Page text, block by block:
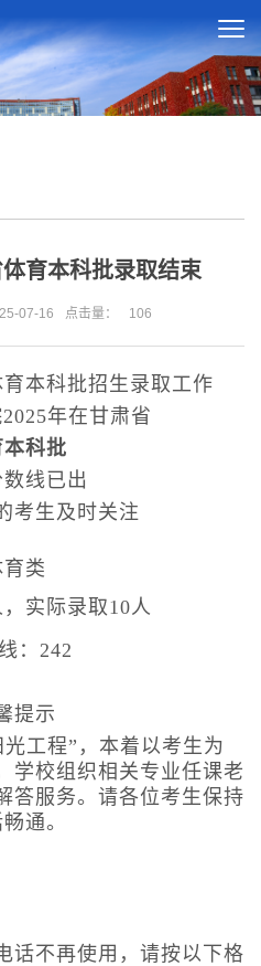
育本科批录取结束
07-16 点击量： 106
本科批招生录取工作
年在甘肃省
科批
线已出
考生及时关注
类
实际录取10人
：242
提示
工程”，本着以考生为
学校组织相关专业任课老
答服务。请各位考生保持
通。
话不再使用，请按以下格